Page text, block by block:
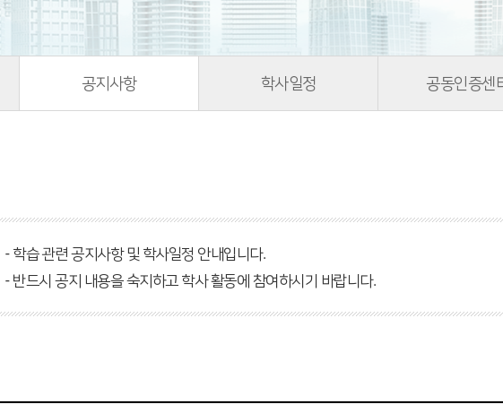
공지사항 학사일정 공동인증센
- 학습 관련 공지사항 및 학사일정 안내입니다.
- 반드시 공지 내용을 숙지하고 학사 활동에 참여하시기 바랍니다.